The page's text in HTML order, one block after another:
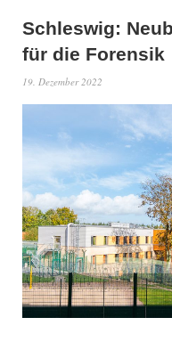
Schleswig:
für die Forensik
19. Dezember 2022